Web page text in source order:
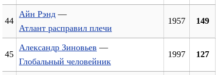
44
Айн Рэнд —
Атлант расправил плечи
1957 149
45
Александр Зиновьев —
Глобальный человейник
1997 127